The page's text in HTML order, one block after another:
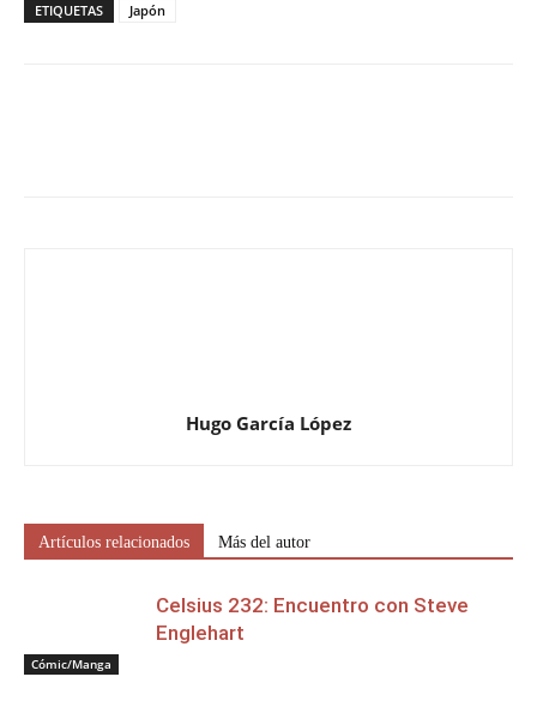
ETIQUETAS Japón
Hugo García López
Artículos relacionados Más del autor
Cómic/Manga
Celsius 232: Encuentro con Steve
Englehart